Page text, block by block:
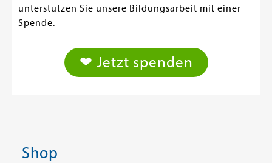
unterstützen Sie unsere Bildungsarbeit mit einer
Spende.
❤ Jetzt spenden
Shop